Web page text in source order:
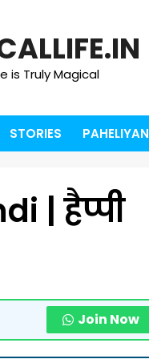
is Truly Magical
STORIES PAHELIYAN
| हैप्पी
Join Now